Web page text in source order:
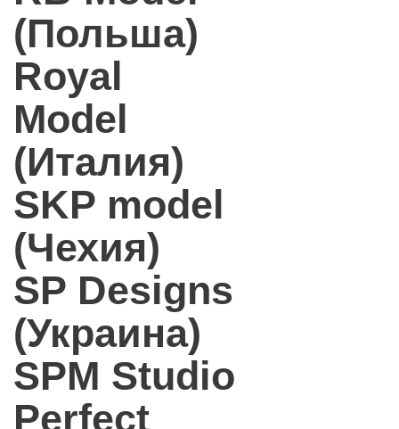
(Польша)
Royal
Model
(Италия)
SKP model
(Чехия)
SP Designs
(Украина)
SPM Studio
Perfect